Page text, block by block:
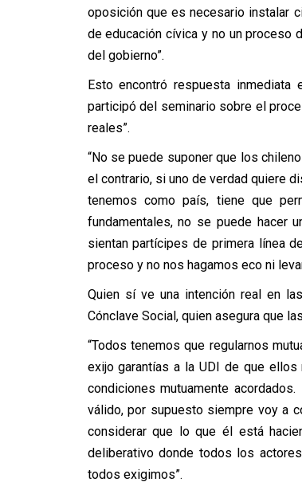
oposición que es necesario instalar
de educación cívica y no un proceso
del gobierno”.
Esto encontró respuesta
participó del seminario sobre el
reales”.
“No se puede suponer que los
el contrario, si uno de verdad quiere
tenemos como país, tiene que
fundamentales, no se puede hacer
sientan partícipes de primera línea
proceso y no nos hagamos eco ni
Quien sí ve una intención real en
Cónclave Social, quien asegura que
“Todos tenemos que regularnos
exijo garantías a la UDI de que
condiciones mutuamente
válido, por supuesto siempre voy a
considerar que lo que él está
deliberativo donde todos los
todos exigimos”.